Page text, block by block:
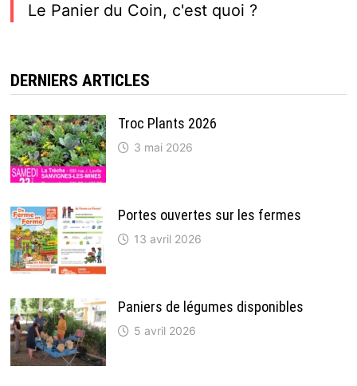
Le Panier du Coin, c'est quoi ?
DERNIERS ARTICLES
Troc Plants 2026
3 mai 2026
Portes ouvertes sur les fermes
13 avril 2026
Paniers de légumes disponibles
5 avril 2026